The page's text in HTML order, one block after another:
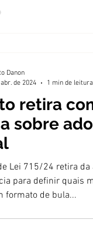
retira
sobre
Lei 715/24 retira
para definir quais
formato de bula...
Danon
de 2024
1 min de leitura